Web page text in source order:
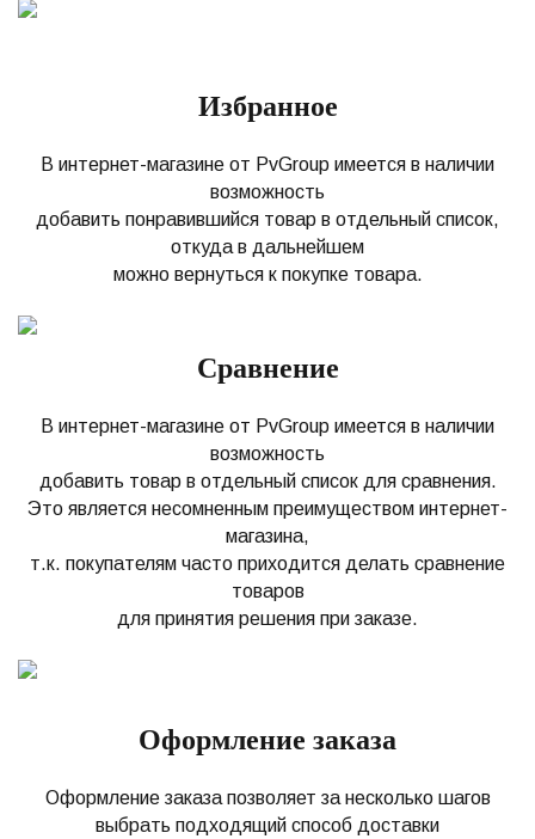
Избранное
В интернет-магазине от PvGroup имеется в наличии
возможность
добавить понравившийся товар в отдельный список,
откуда в дальнейшем
можно вернуться к покупке товара.
Сравнение
В интернет-магазине от PvGroup имеется в наличии
возможность
добавить товар в отдельный список для сравнения.
Это является несомненным преимуществом интернет-
магазина,
т.к. покупателям часто приходится делать сравнение
товаров
для принятия решения при заказе.
Оформление заказа
Оформление заказа позволяет за несколько шагов
выбрать подходящий способ доставки